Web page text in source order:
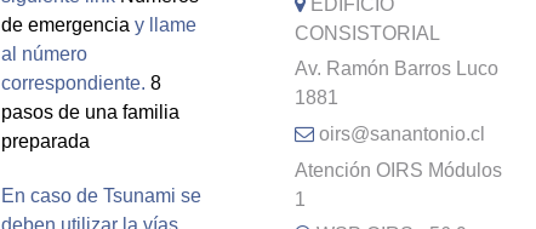
de emergencia y llame
al número
correspondiente. 8
pasos de una familia
preparada
En caso de Tsunami se
deben utilizar la vías
CONSISTORIAL
Av. Ramón Barros Luco
1881
oirs@sanantonio.cl
Atención OIRS Módulos
1